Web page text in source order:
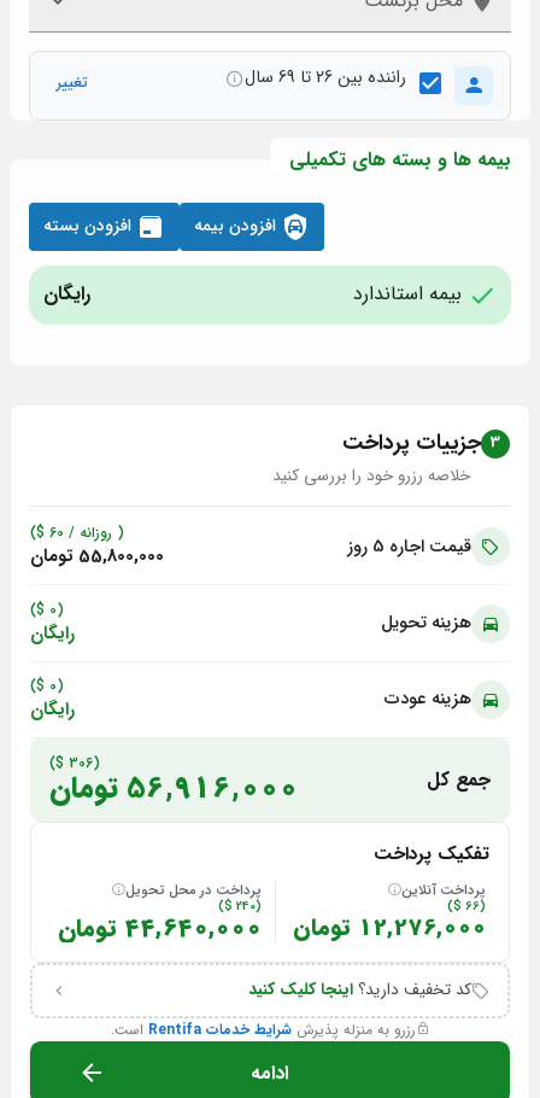
راننده بین 26 تا 69 سال تغییر
بیمه ها و بسته های تکمیلی
بیمه استاندارد رایگان
3 جزییات پرداخت
خلاصه رزرو خود را بررسی کنید
قیمت اجاره 5 روز ( روزانه / 60
$)
55,800,000 تومان
هزینه تحویل (0 $)
رایگان
هزینه عودت (0 $)
رایگان
جمع کل
(306 $)
56,916,000 تومان
تفکیک پرداخت
پرداخت آنلاین
(66 $)
12,276,000 تومان
پرداخت در محل تحویل
(240 $)
44,640,000 تومان
کد تخفیف دارید؟اینجا کلیک کنید
رزرو به منزله پذیرششرایط خدمات Rentifa است.
ادامه